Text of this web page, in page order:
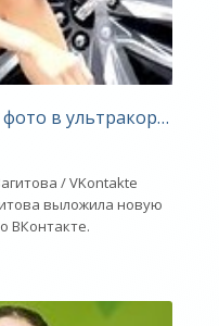
фото в
/ VKontakte
выложила новую
ВКонтакте.